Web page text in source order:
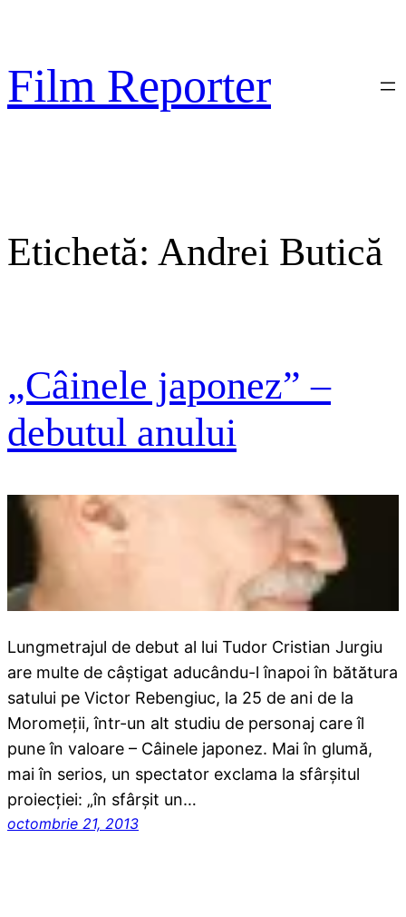
conținut
Film Reporter
Etichetă: Andrei Butică
„Câinele japonez” –
debutul anului
Lungmetrajul de debut al lui Tudor Cristian Jurgiu
are multe de câştigat aducându-l înapoi în bătătura
satului pe Victor Rebengiuc, la 25 de ani de la
Moromeţii, într-un alt studiu de personaj care îl
pune în valoare – Câinele japonez. Mai în glumă,
mai în serios, un spectator exclama la sfârşitul
proiecţiei: „în sfârşit un…
octombrie 21, 2013